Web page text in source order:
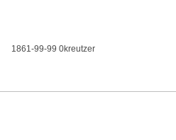
1861-99-99 0kreutzer